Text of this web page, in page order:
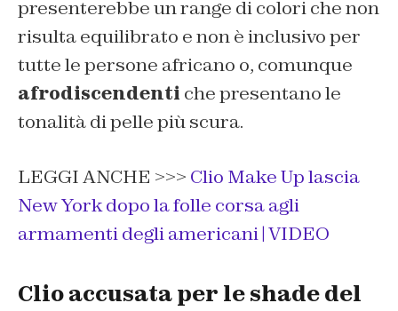
presenterebbe un range di colori che non
risulta equilibrato e non è inclusivo per
tutte le persone africano o, comunque
afrodiscendenti che presentano le
tonalità di pelle più scura.
LEGGI ANCHE >>> Clio Make Up lascia
New York dopo la folle corsa agli
armamenti degli americani | VIDEO
Clio accusata per le shade del